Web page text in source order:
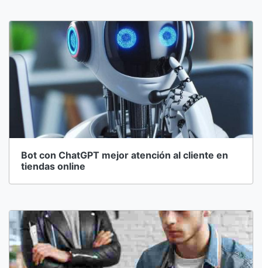
Bot con ChatGPT mejor atención al cliente en
tiendas online